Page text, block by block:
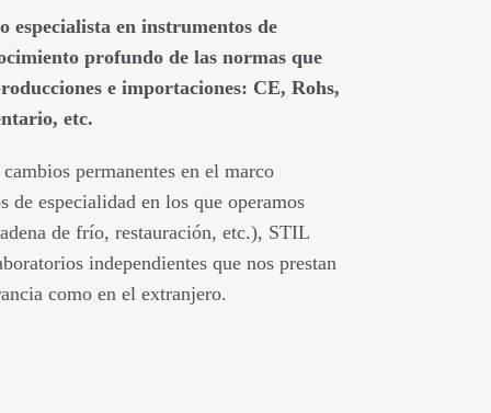
especialista en instrumentos de
profundo de las normas que
e importaciones: CE, Rohs,
etc.
permanentes en el marco
de especialidad en los que operamos
de frío, restauración, etc.), STIL
independientes que nos prestan
como en el extranjero.